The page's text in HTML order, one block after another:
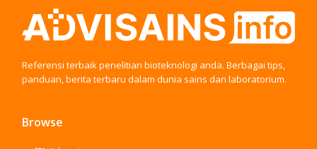
Referensi terbaik penelitian bioteknologi anda. Berbagai tips,
panduan, berita terbaru dalam dunia sains dan laboratorium.
Browse